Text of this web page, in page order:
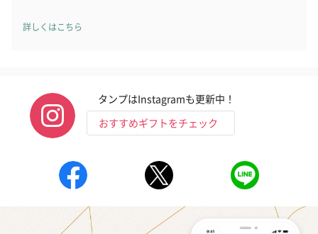
詳しくはこちら
タンプはInstagramも更新中！
おすすめギフトをチェック